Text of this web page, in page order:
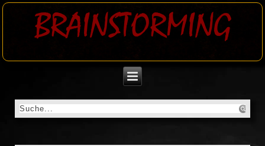
BRAINSTORMING